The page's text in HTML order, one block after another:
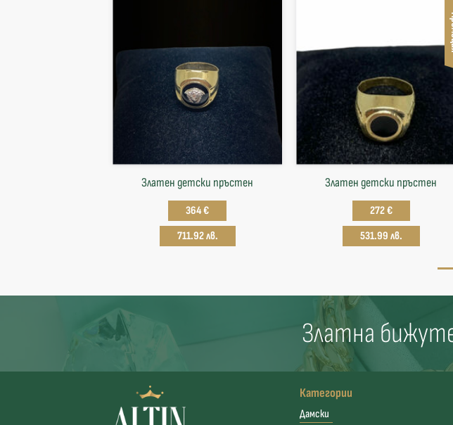
Златен детски пръстен
364 €
711.92 лв.
Златен детски пръстен
272 €
531.99 лв.
Златна
Категории
Дамски